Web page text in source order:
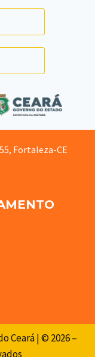
Fortaleza-CE
Ceará | © 2026 –